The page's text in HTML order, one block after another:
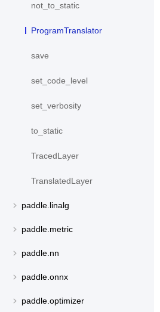
not_to_static
ProgramTranslator
save
set_code_level
set_verbosity
to_static
TracedLayer
TranslatedLayer
paddle.linalg
paddle.metric
paddle.nn
paddle.onnx
paddle.optimizer